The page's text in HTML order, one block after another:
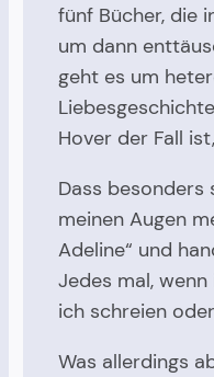
fünf Bücher, die
um dann
geht es um
Hover der Fall
Dass besonders
meinen Augen
Adeline“ und
Jedes mal,
ich schreien
Was allerdings